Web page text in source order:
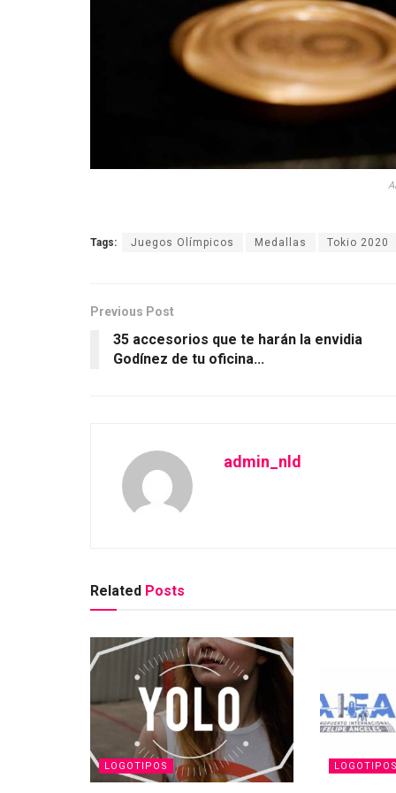
Tags: Juegos Olímpicos Medallas Tokio 2020
Previous Post
35 accesorios que te harán la envidia
Godínez de tu oficina...
admin_nld
Related Posts
LOGOTIPOS